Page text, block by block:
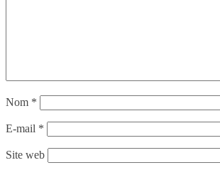
Nom *
E-mail *
Site web